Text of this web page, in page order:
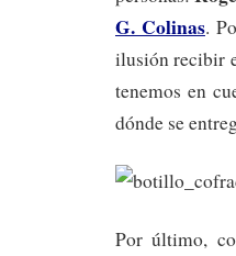
G. Colinas.
ilusión recibir
tenemos en
dónde se
Por último,